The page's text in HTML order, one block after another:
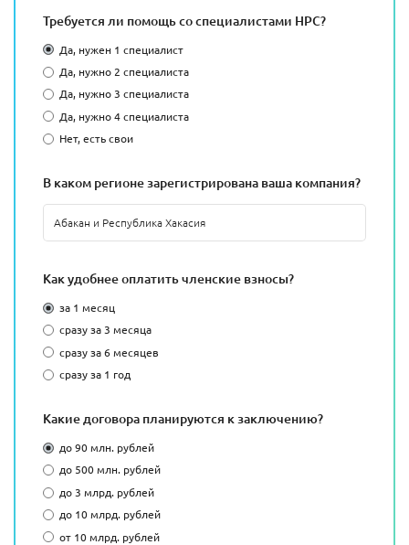
Требуется ли помощь со специалистами НРС?
Да, нужен 1 специалист
Да, нужно 2 специалиста
Да, нужно 3 специалиста
Да, нужно 4 специалиста
Нет, есть свои
В каком регионе зарегистрирована ваша компания?
Как удобнее оплатить членские взносы?
за 1 месяц
сразу за 3 месяца
сразу за 6 месяцев
сразу за 1 год
Какие договора планируются к заключению?
до 90 млн. рублей
до 500 млн. рублей
до 3 млрд. рублей
до 10 млрд. рублей
от 10 млрд. рублей